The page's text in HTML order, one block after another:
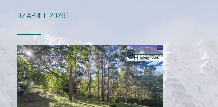
07 APRILE 2026 |